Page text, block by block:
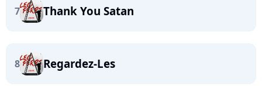
7 Thank You Satan
8 Regardez-Les